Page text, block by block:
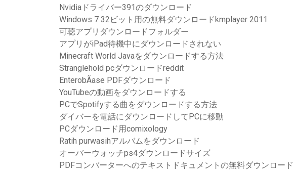
Nvidiaドライバー391のダウンロード
Windows 7 32ビット用の無料ダウンロードkmplayer 2011
可聴アプリダウンロードフォルダー
アプリがiPad待機中にダウンロードされない
Minecraft World Javaをダウンロードする方法
Stranglehold pcダウンロードreddit
EnterobÃ­ase PDFダウンロード
YouTubeの動画をダウンロードする
PCでSpotifyする曲をダウンロードする方法
ダイバーを電話にダウンロードしてPCに移動
PCダウンロード用comixology
Ratih purwasihアルバムをダウンロード
オーバーウォッチps4ダウンロードサイズ
PDFコンバーターへのテキストドキュメントの無料ダウンロード